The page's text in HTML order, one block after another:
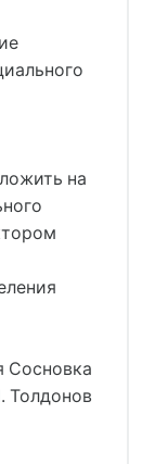
на
Сосновка